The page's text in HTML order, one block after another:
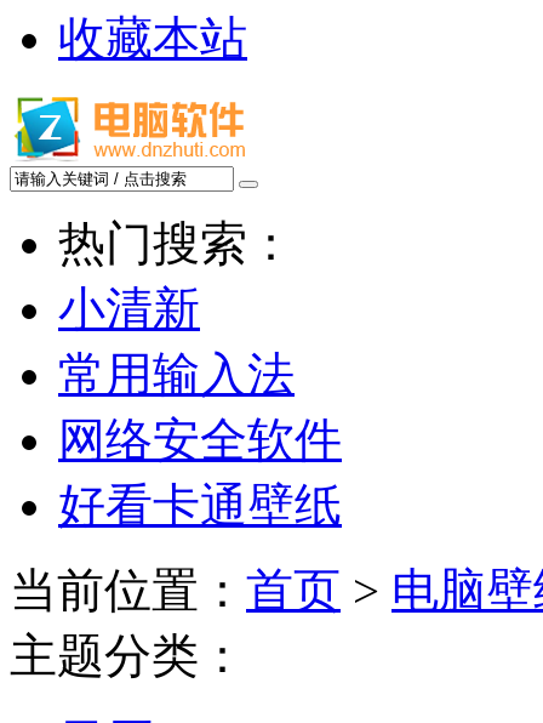
收藏本站
热门搜索：
小清新
常用输入法
网络安全软件
好看卡通壁纸
当前位置： 首页 > 电脑
主题分类：